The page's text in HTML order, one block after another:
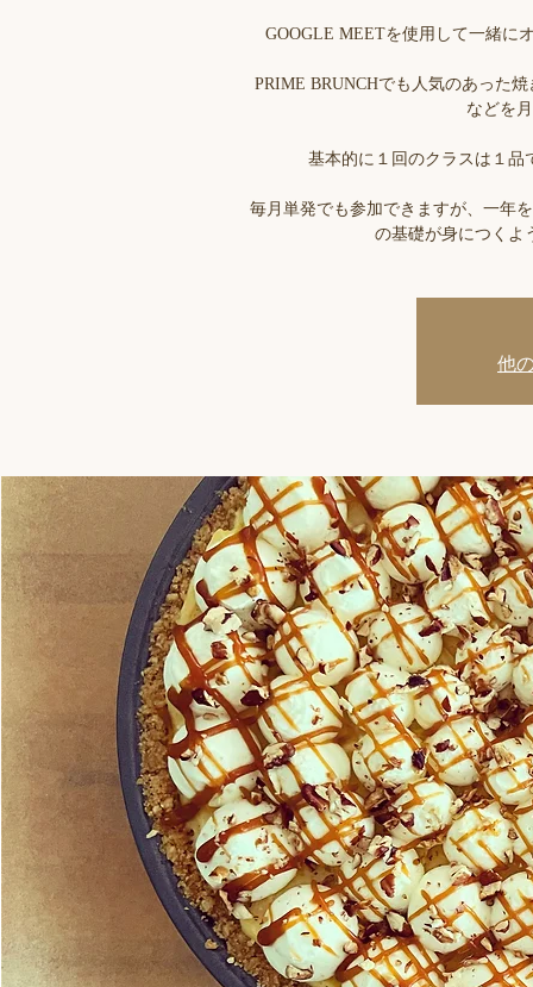
GOOGLE MEETを使用して一緒に
PRIME BRUNCHでも人気のあった
などを
基本的に１回のクラスは１品
毎月単発でも参加できますが、一年
の基礎が身につくよ
他